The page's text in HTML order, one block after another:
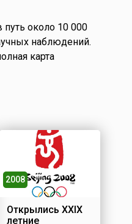
путь около 10 000
наблюдений.
карта
2008
Открылись XXIX
летние